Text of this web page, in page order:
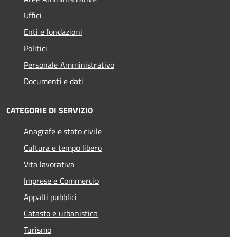
Uffici
Enti e fondazioni
Politici
Personale Amministrativo
Documenti e dati
CATEGORIE DI SERVIZIO
Anagrafe e stato civile
Cultura e tempo libero
Vita lavorativa
Imprese e Commercio
Appalti pubblici
Catasto e urbanistica
Turismo